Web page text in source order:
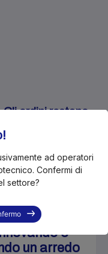
ordini restano
o
un arredo
ad operatori
Confermi di
settore?